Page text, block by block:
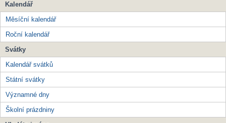
Kalendář
Měsíční kalendář
Roční kalendář
Svátky
Kalendář svátků
Státní svátky
Významné dny
Školní prázdniny